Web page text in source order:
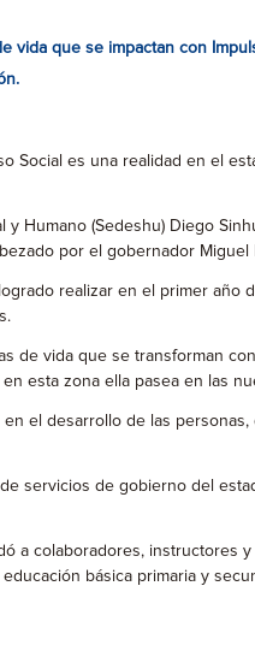
vida que se impactan con
Social es una realidad en el
Humano (Sedeshu) Diego
por el gobernador Miguel
realizar en el primer
de vida que se transforman
esta zona ella pasea en las
el desarrollo de las
servicios de gobierno del
a colaboradores,
básica primaria y